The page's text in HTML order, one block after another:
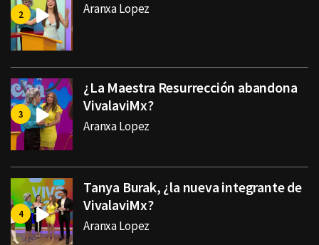
Aranxa Lopez
¿La Maestra Resurrección abandona
VivalaviMx?
Aranxa Lopez
Tanya Burak, ¿la nueva integrante de
VivalaviMx?
Aranxa Lopez